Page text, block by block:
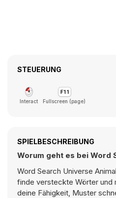
STEUERUNG
Interact Fullscreen (page)
SPIELBESCHREIBUNG
Worum geht es bei Word
Word Search Universe
finde versteckte Wörter und
deine Fähigkeit, Muster